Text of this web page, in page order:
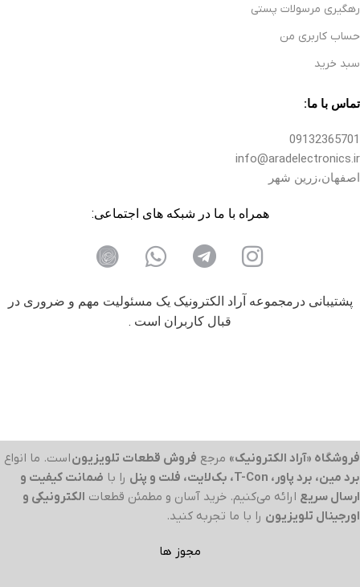
رهگیری مرسولات پستی
حساب کاربری من
سبد خرید
تماس با ما:
09132365701
info@aradelectronics.ir
اصفهان،زرین شهر
همراه با ما در شبکه های اجتماعی:
پشتیبانی درمجموعه آراد الکترونیک یک مسئولیت مهم و ضروری در
قبال کاربران است .
فروشگاه «آراد الکترونیک» مرجع فروش قطعات تلویزیوناست. ما انواع
برد مین، برد پاور، T-Con، بک‌لایت، فلت و پنل
را با ضمانت کیفیت و
ارسال سریع ارائه می‌کنیم. خرید آسان و مطمئن قطعات الکترونیکی و
اورجینال تلویزیون را با ما تجربه کنید.
مجوز ها